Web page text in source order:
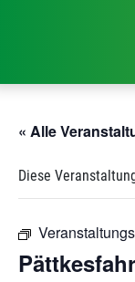
« Alle
Diese